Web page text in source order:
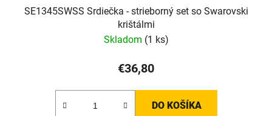
SE1345SWSS Srdiečka - strieborný set so Swarovski
krištálmi
Skladom (1 ks)
€36,80
DO KOŠÍKA